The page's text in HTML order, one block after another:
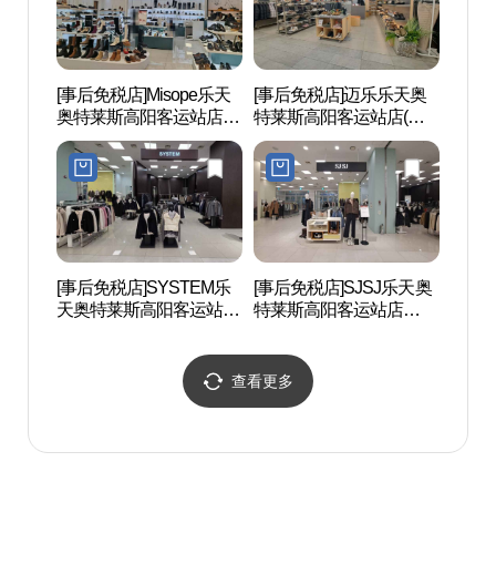
[事后免税店]Misope乐天
奥特莱斯高阳客运站店
(미소페 롯데아울렛 고양
터미널점)
[事后免税店]迈乐乐天奥
特莱斯高阳客运站店(머
렐 롯데아울렛 고양터미
널점)
[事后免税店]SYSTEM乐
天奥特莱斯高阳客运站店
[事后免税店]SJSJ乐天奥
特莱斯高阳客运站店
미널점)
查看更多